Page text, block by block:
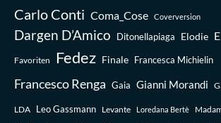
Carlo Conti Coma_Cose Coverversion
Dargen D’Amico Ditonellapiaga Elodie
Favoriten Fedez Finale Francesca Michielin
Francesco Renga Gaia Gianni Morandi
LDA Leo Gassmann Levante Loredana Bertè